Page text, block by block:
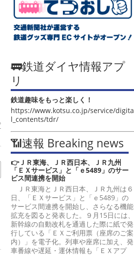
🚃鉄道ダイヤ情報アプ
リ
鉄道趣味をもっと楽しく！
https://www.kotsu.co.jp/service/digita
l_contents/tdr/
📶速報 Breaking news
👉ＪＲ東海、ＪＲ西日本、ＪＲ九州
「ＥＸサービス」と「ｅ5489」のサー
ビス間連携を開始
ＪＲ東海とＪＲ西日本、ＪＲ九州は６
日、「ＥＸサービス」と「ｅ5489」の
サービス間連携を開始し、さらなる機能
拡充を図ると発表した。９月15日には、
新幹線の自動改札を通過した際に紙で発
行している「ＥＸご利用票（座席のご案
内）」を電子化。列車や座席に加え、発
車番線や遅延・運休情報も「ＥＸアプ